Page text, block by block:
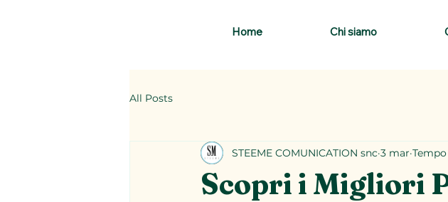
Home Chi siamo
All Posts
Scopri i Migliori
STEEME COMUNICATION snc 3 mar